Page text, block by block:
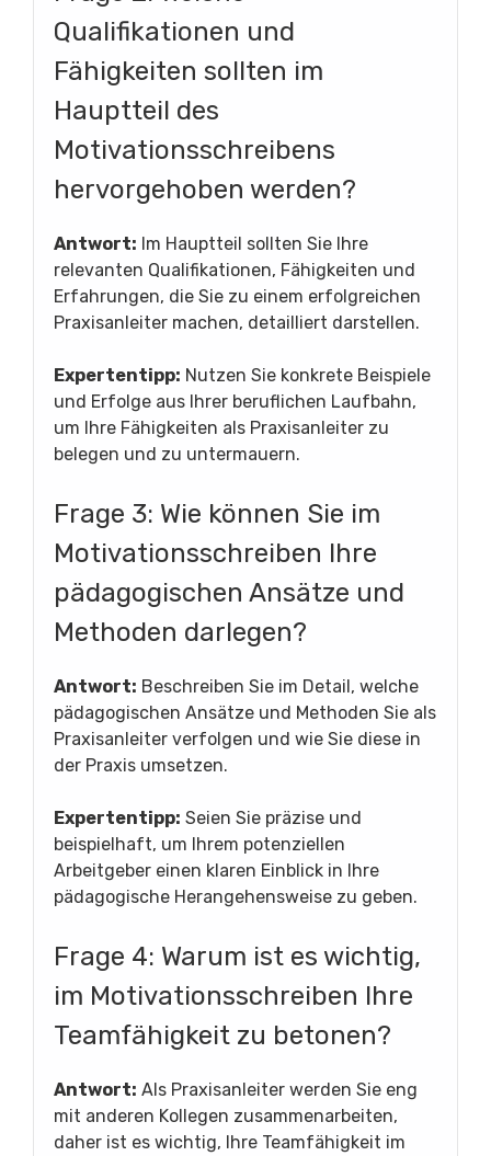
Qualifikationen und
Fähigkeiten sollten im
Hauptteil des
Motivationsschreibens
hervorgehoben werden?
Antwort: Im Hauptteil sollten Sie Ihre
relevanten Qualifikationen, Fähigkeiten und
Erfahrungen, die Sie zu einem erfolgreichen
Praxisanleiter machen, detailliert darstellen.
Expertentipp: Nutzen Sie konkrete Beispiele
und Erfolge aus Ihrer beruflichen Laufbahn,
um Ihre Fähigkeiten als Praxisanleiter zu
belegen und zu untermauern.
Frage 3: Wie können Sie im
Motivationsschreiben Ihre
pädagogischen Ansätze und
Methoden darlegen?
Antwort: Beschreiben Sie im Detail, welche
pädagogischen Ansätze und Methoden Sie als
Praxisanleiter verfolgen und wie Sie diese in
der Praxis umsetzen.
Expertentipp: Seien Sie präzise und
beispielhaft, um Ihrem potenziellen
Arbeitgeber einen klaren Einblick in Ihre
pädagogische Herangehensweise zu geben.
Frage 4: Warum ist es wichtig,
im Motivationsschreiben Ihre
Teamfähigkeit zu betonen?
Antwort: Als Praxisanleiter werden Sie eng
mit anderen Kollegen zusammenarbeiten,
daher ist es wichtig, Ihre Teamfähigkeit im